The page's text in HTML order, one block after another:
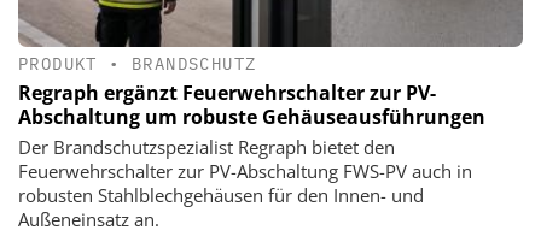
PRODUKT • BRANDSCHUTZ
Regraph ergänzt Feuerwehrschalter zur PV-
Abschaltung um robuste Gehäuseausführungen
Der Brandschutzspezialist Regraph bietet den
Feuerwehrschalter zur PV-Abschaltung FWS-PV auch in
robusten Stahlblechgehäusen für den Innen- und
Außeneinsatz an.